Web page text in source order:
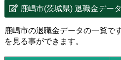
鹿嶋市(茨城県) 退職金データ
鹿嶋市の退職金データの一覧で
を見る事ができます。